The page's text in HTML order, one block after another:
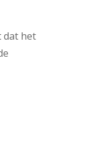
dat het